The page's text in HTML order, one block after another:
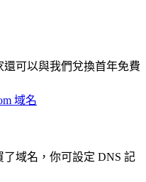
可以與我們兌換首年免費
域名
域名，你可設定 DNS 記